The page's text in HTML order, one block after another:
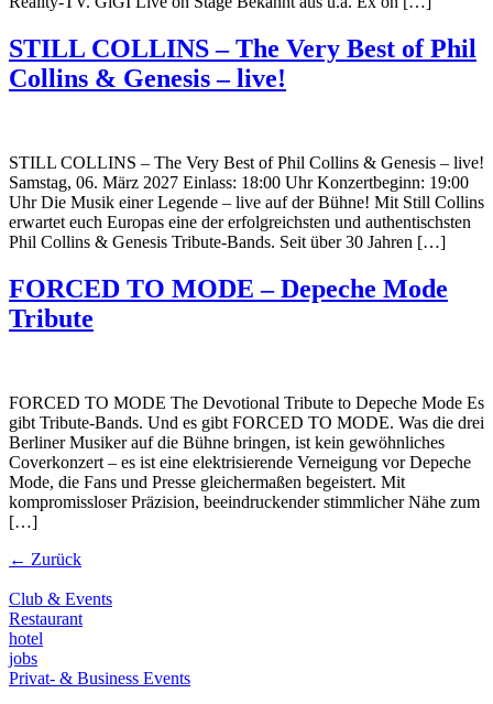
STILL COLLINS – The Very Best of Phil
Collins & Genesis – live!
STILL COLLINS – The Very Best of Phil Collins & Genesis – live!
Samstag, 06. März 2027 Einlass: 18:00 Uhr Konzertbeginn: 19:00
Uhr Die Musik einer Legende – live auf der Bühne! Mit Still Collins
erwartet euch Europas eine der erfolgreichsten und authentischsten
Phil Collins & Genesis Tribute-Bands. Seit über 30 Jahren […]
FORCED TO MODE – Depeche Mode
Tribute
FORCED TO MODE The Devotional Tribute to Depeche Mode Es
gibt Tribute-Bands. Und es gibt FORCED TO MODE. Was die drei
Berliner Musiker auf die Bühne bringen, ist kein gewöhnliches
Coverkonzert – es ist eine elektrisierende Verneigung vor Depeche
Mode, die Fans und Presse gleichermaßen begeistert. Mit
kompromissloser Präzision, beeindruckender stimmlicher Nähe zum
[…]
← Zurück
Club & Events
Restaurant
hotel
jobs
Privat- & Business Events